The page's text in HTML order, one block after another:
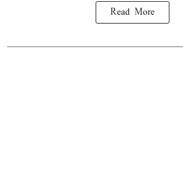
Read More